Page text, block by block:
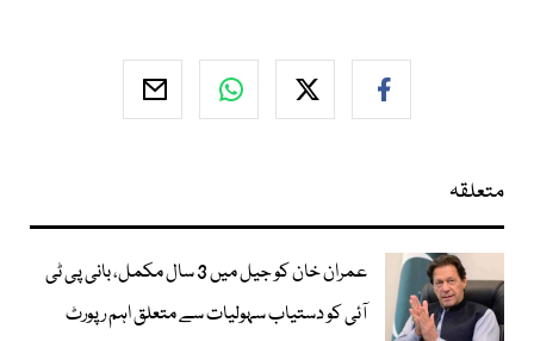
متعلقہ
عمران خان کو جیل میں 3 سال مکمل، بانی پی ٹی
آئی کو دستیاب سہولیات سے متعلق اہم رپورٹ